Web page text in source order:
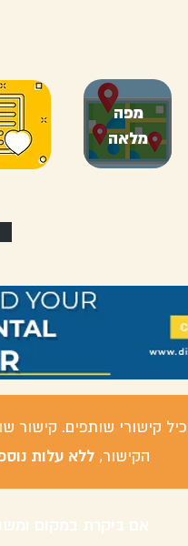
מפה
מלאה
קישורי שותפים. קישור
הקישור,ללא עלות
אם ביקרת במקום